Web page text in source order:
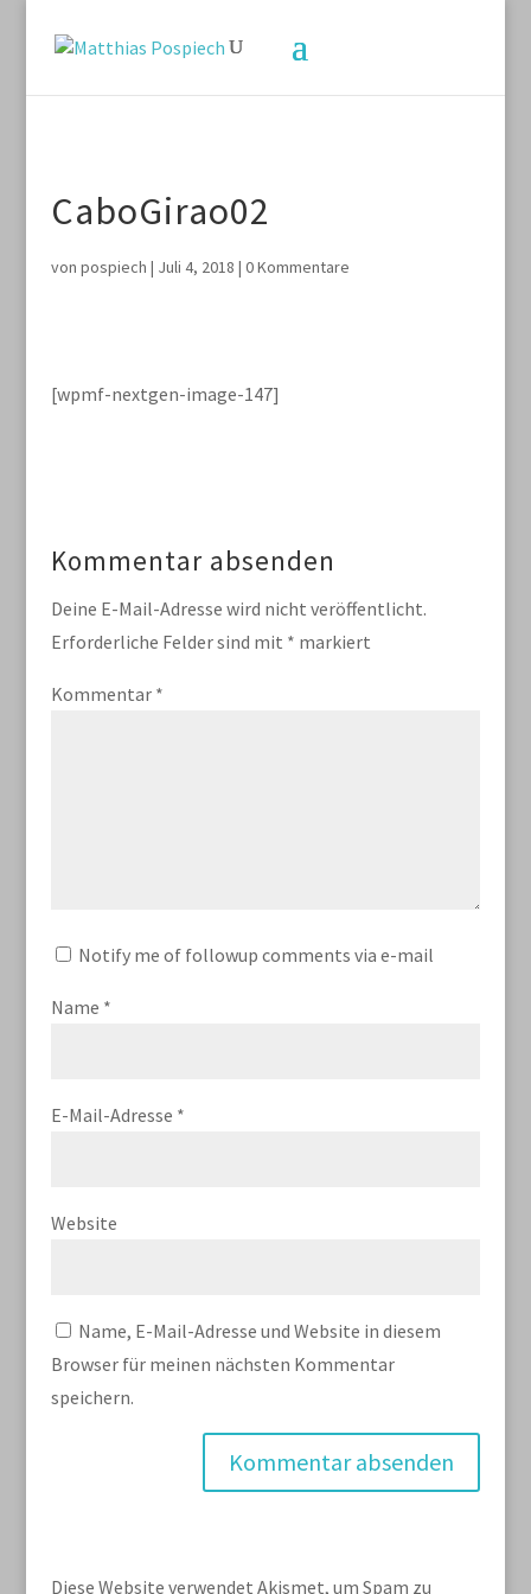
CaboGirao02
von pospiech | Juli 4, 2018 | 0 Kommentare
[wpmf-nextgen-image-147]
Kommentar absenden
Deine E-Mail-Adresse wird nicht veröffentlicht.
Erforderliche Felder sind mit * markiert
Kommentar *
Notify me of followup comments via e-mail
Name *
E-Mail-Adresse *
Website
Name, E-Mail-Adresse und Website in diesem
Browser für meinen nächsten Kommentar
speichern.
Diese Website verwendet Akismet, um Spam zu